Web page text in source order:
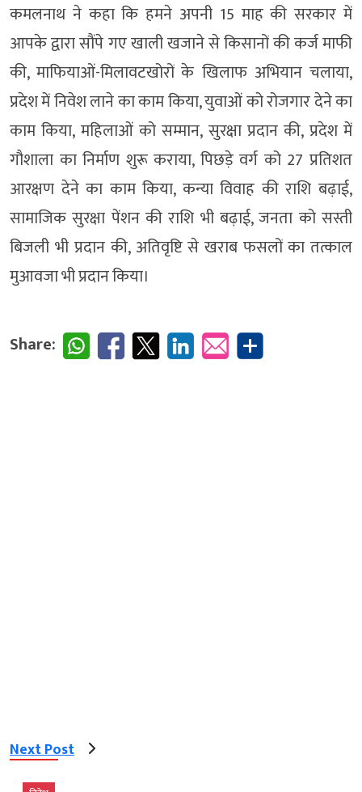
कमलनाथ ने कहा कि हमने अपनी 15 माह की सरकार में
आपके द्वारा सौंपे गए खाली खजाने से किसानों की कर्ज माफी
की, माफियाओं-मिलावटखोरों के खिलाफ अभियान चलाया,
प्रदेश में निवेश लाने का काम किया, युवाओं को रोजगार देने का
काम किया, महिलाओं को सम्मान, सुरक्षा प्रदान की, प्रदेश में
गौशाला का निर्माण शुरू कराया, पिछड़े वर्ग को 27 प्रतिशत
आरक्षण देने का काम किया, कन्या विवाह की राशि बढ़ाई,
सामाजिक सुरक्षा पेंशन की राशि भी बढ़ाई, जनता को सस्ती
बिजली भी प्रदान की, अतिवृष्टि से खराब फसलों का तत्काल
मुआवजा भी प्रदान किया।
Share:
Next Post